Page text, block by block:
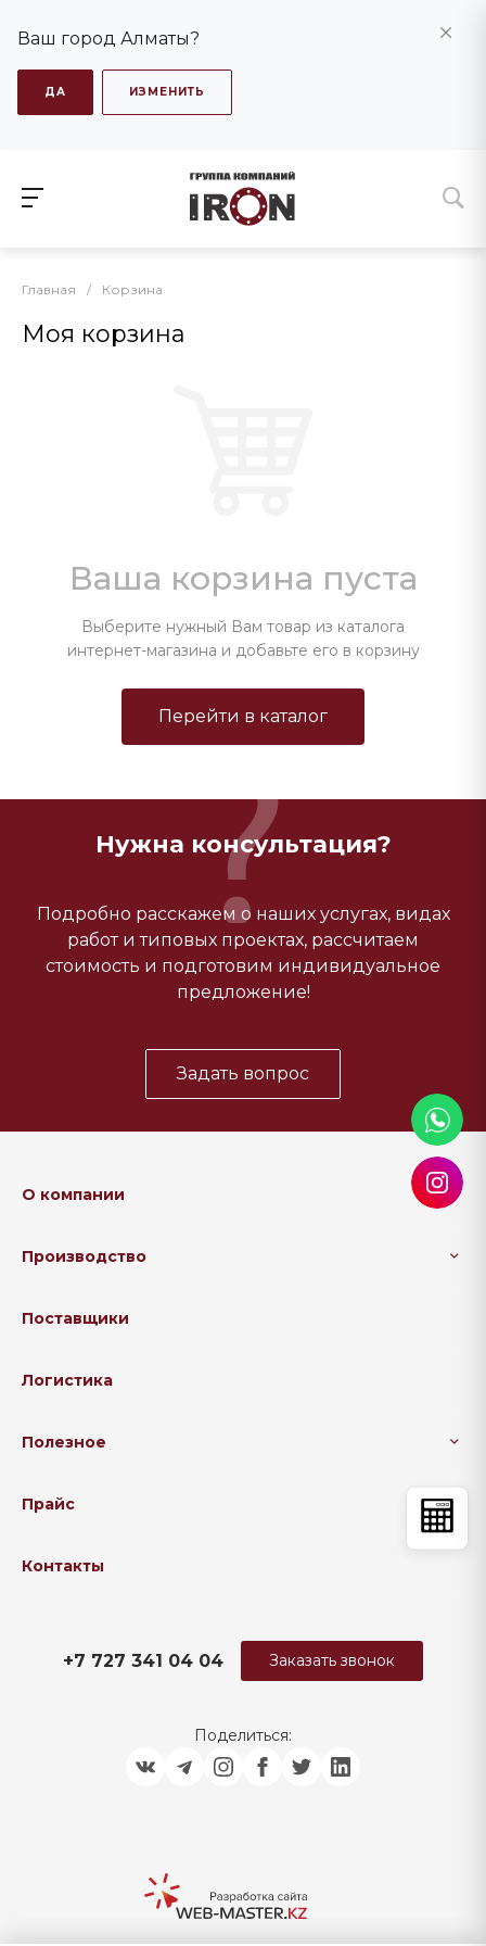
Ваш город Алматы?
ДА ИЗМЕНИТЬ
Главная / Корзина
Моя корзина
Ваша корзина пуста
Выберите нужный Вам товар из каталога
интернет-магазина и добавьте его в корзину
Перейти в каталог
Нужна консультация?
Подробно расскажем о наших услугах, видах
работ и типовых проектах, рассчитаем
стоимость и подготовим индивидуальное
предложение!
Задать вопрос
О компании
Производство
Поставщики
Логистика
Полезное
Прайс
Контакты
+7 727 341 04 04 Заказать звонок
Поделиться: